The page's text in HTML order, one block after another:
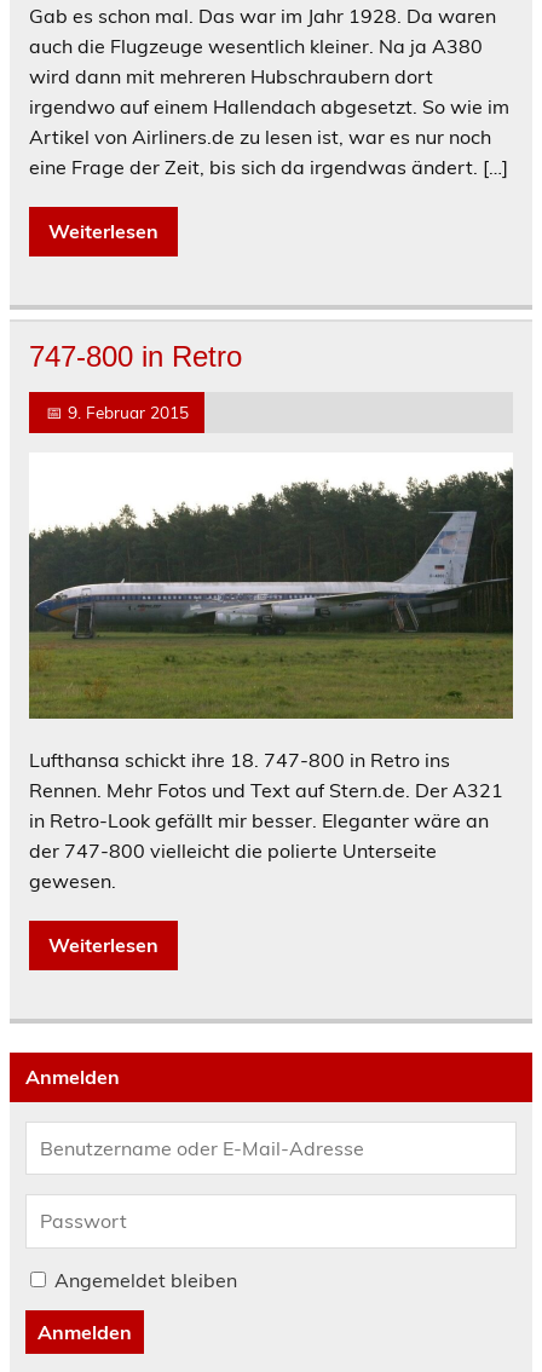
Gab es schon mal. Das war im Jahr 1928. Da waren
auch die Flugzeuge wesentlich kleiner. Na ja A380
wird dann mit mehreren Hubschraubern dort
irgendwo auf einem Hallendach abgesetzt. So wie im
Artikel von Airliners.de zu lesen ist, war es nur noch
eine Frage der Zeit, bis sich da irgendwas ändert. […]
Weiterlesen
747-800 in Retro
📅 9. Februar 2015
Lufthansa schickt ihre 18. 747-800 in Retro ins
Rennen. Mehr Fotos und Text auf Stern.de. Der A321
in Retro-Look gefällt mir besser. Eleganter wäre an
der 747-800 vielleicht die polierte Unterseite
gewesen.
Weiterlesen
Anmelden
Angemeldet bleiben
Anmelden